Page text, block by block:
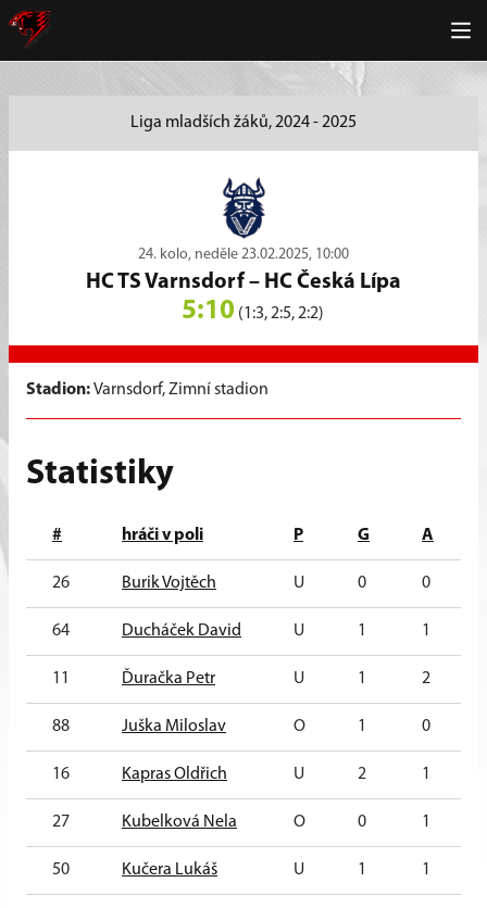
Liga mladších žáků, 2024 - 2025
24. kolo, neděle 23.02.2025, 10:00
HC TS Varnsdorf – HC Česká Lípa
5:10 (1:3, 2:5, 2:2)
Stadion:Varnsdorf, Zimní stadion
Statistiky
# hráči v poli P G A
26 Burik Vojtěch U 0 0
64 Ducháček David U 1 1
11 Ďuračka Petr U 1 2
88 Juška Miloslav O 1 0
16 Kapras Oldřich U 2 1
27 Kubelková Nela O 0 1
50 Kučera Lukáš U 1 1